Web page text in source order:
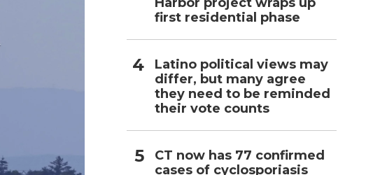
first residential phase
Latino political views may
differ, but many agree
they need to be reminded
their vote counts
CT now has 77 confirmed
cases of cyclosporiasis